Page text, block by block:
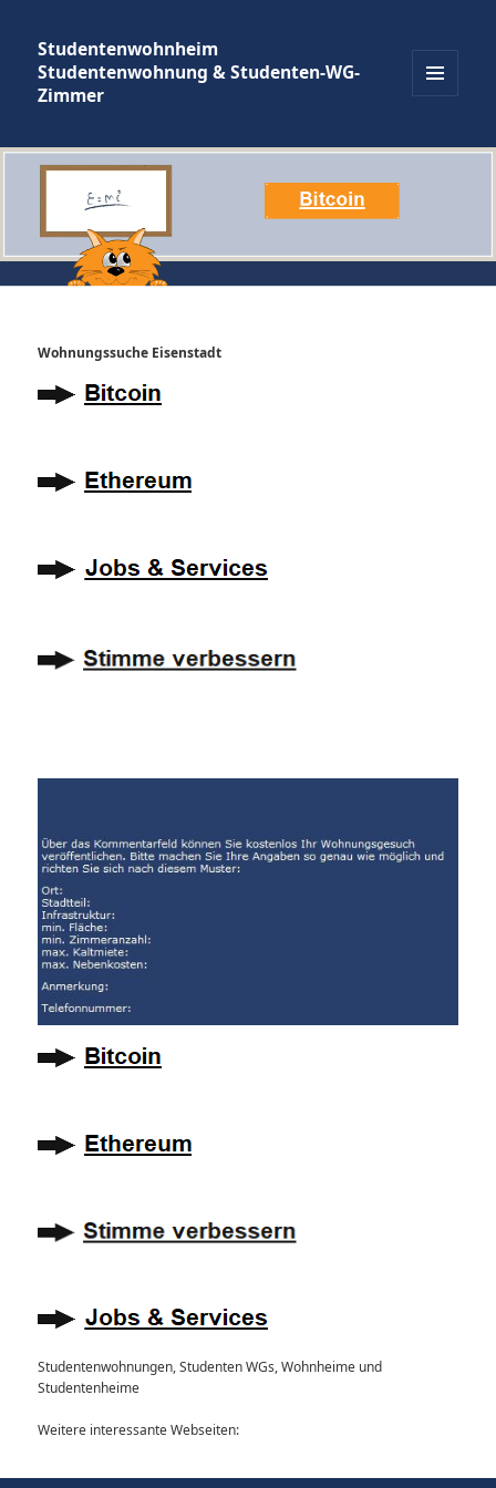
Studentenwohnheim
Studentenwohnung & Studenten-WG-
Zimmer
Wohnungssuche Eisenstadt
Studentenwohnungen, Studenten WGs, Wohnheime und
Studentenheime
Weitere interessante Webseiten: